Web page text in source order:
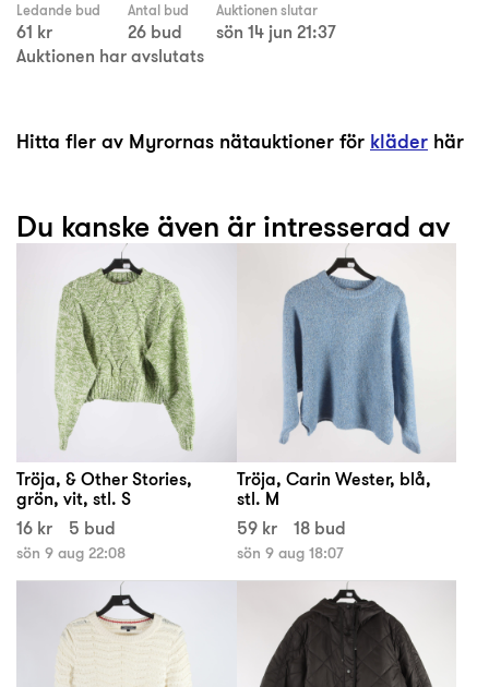
Ledande bud
61 kr
Antal bud
26 bud
Auktionen slutar
sön 14 jun 21:37
Auktionen har avslutats
Hitta fler av Myrornas nätauktioner för kläder här
Du kanske även är intresserad av
Tröja, & Other Stories,
grön, vit, stl. S
16 kr
5 bud
sön 9 aug 22:08
Tröja, Carin Wester, blå,
stl. M
59 kr
18 bud
sön 9 aug 18:07